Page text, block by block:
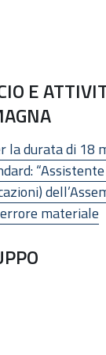
E
durata di 18
materiale